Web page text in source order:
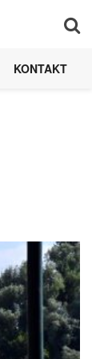
KONTAKT